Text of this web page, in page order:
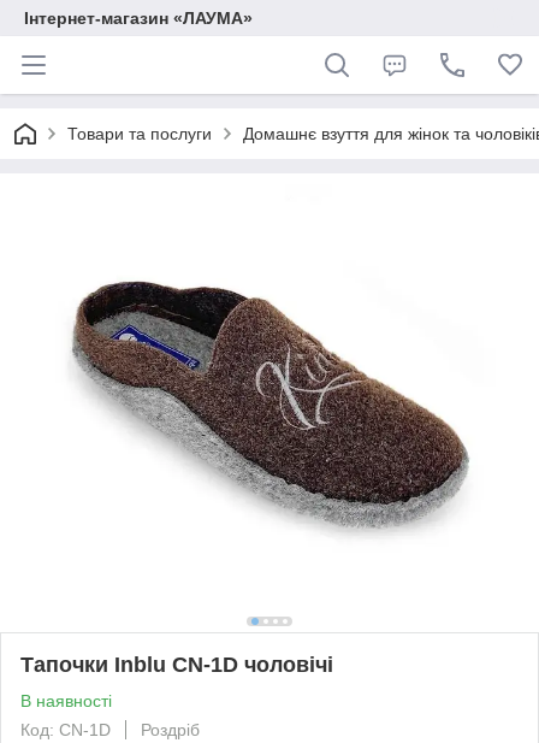
Інтернет-магазин «ЛАУМА»
Товари та послуги Домашнє взуття для жінок та
Тапочки Inblu CN-1D чоловічі
В наявності
Код: CN-1D
Роздріб